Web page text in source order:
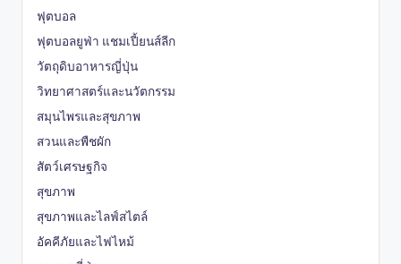
ฟุตบอล
ฟุตบอลยูฟ่า แชมเปี้ยนส์ลีก
วัตถุดิบอาหารญี่ปุ่น
วิทยาศาสตร์และนวัตกรรม
สมุนไพรและสุขภาพ
สวนและพืชผัก
สัตว์เศรษฐกิจ
สุขภาพ
สุขภาพและไลฟ์สไตล์
อัคคีภัยและไฟไหม้